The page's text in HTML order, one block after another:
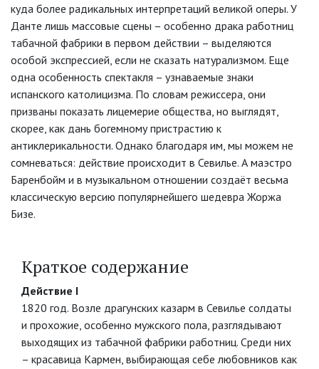
куда более радикальных интерпретаций великой оперы. У
Данте лишь массовые сцены – особенно драка работниц
табачной фабрики в первом действии – выделяются
особой экспрессией, если не сказать натурализмом. Еще
одна особенность спектакля – узнаваемые знаки
испанского католицизма. По словам режиссера, они
призваны показать лицемерие общества, но выглядят,
скорее, как дань богемному пристрастию к
антиклерикальности. Однако благодаря им, мы можем не
сомневаться: действие происходит в Севилье. А маэстро
Баренбойм и в музыкальном отношении создаёт весьма
классическую версию популярнейшего шедевра Жоржа
Бизе.
Краткое содержание
Действие I
1820 год. Возле драгунских казарм в Севилье солдаты
и прохожие, особенно мужского пола, разглядывают
выходящих из табачной фабрики работниц. Среди них
– красавица Кармен, выбирающая себе любовников как